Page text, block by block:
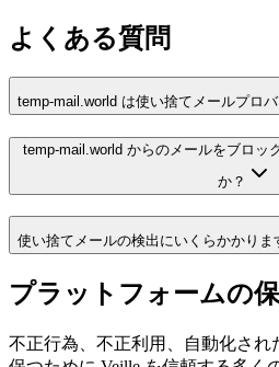
よくある質問
temp-mail.world は使い捨てメールプロ
temp-mail.world からのメールをブロッ
か？
使い捨てメールの検出にいくらかかりま
プラットフォームの
不正行為、不正利用、自動化され